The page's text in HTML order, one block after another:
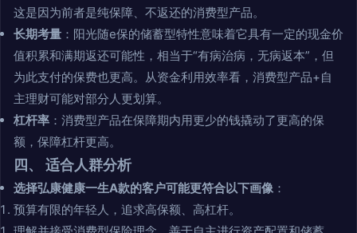
这是因为前者是纯保障、不返还的消费型产品。
长期考量 ：阳光随e保的储蓄型特性意味着它具有一定的现金价
值积累和满期返还可能性，相当于“有病治病，无病返本”，但
为此支付的保费也更高。从资金利用效率看，消费型产品+自
主理财可能对部分人更划算。
杠杆率 ：消费型产品在保障期内用更少的钱撬动了更高的保
额，保障杠杆更高。
四、 适合人群分析
选择弘康健康一生A款的客户可能更符合以下画像 ：
预算有限的年轻人，追求高保额、高杠杆。